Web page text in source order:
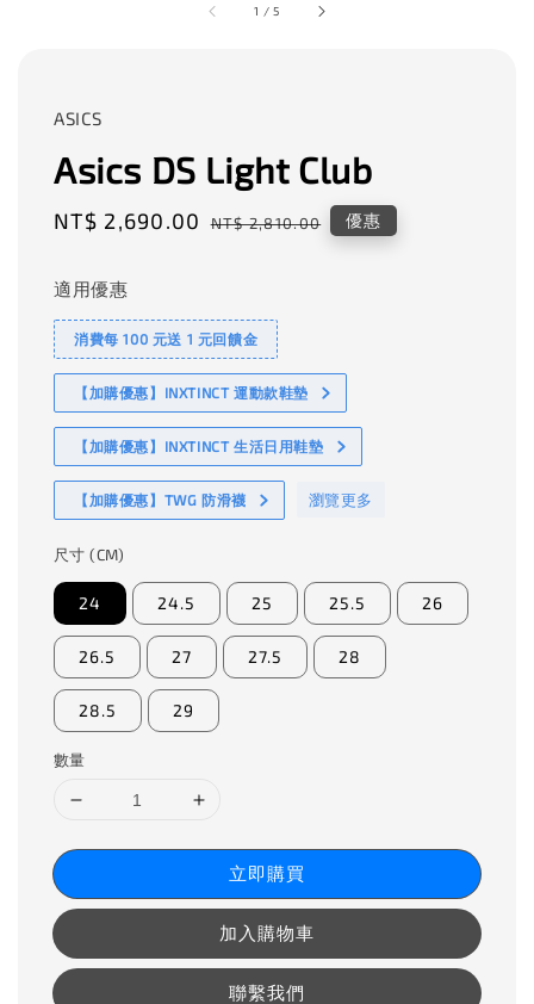
1 /5
ASICS
Asics DS Light Club
Sale
NT$ 2,690.00 Regular
NT$ 2,810.00 優惠
適用優惠
消費每 100 元送 1 元回饋金
【加購優惠】INXTINCT 運動款鞋墊
【加購優惠】INXTINCT 生活日用鞋墊
【加購優惠】TWG 防滑襪 瀏覽更多
尺寸 (CM)
24 24.5 25 25.5 26
26.5 27 27.5 28
28.5 29
數量
立即購買
加入購物車
聯繫我們